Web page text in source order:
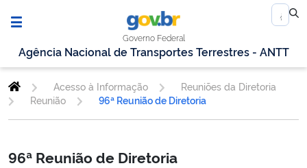
Governo Federal
Agência Nacional de Transportes Terrestres - ANTT
Acesso à Informação
Reuniões da Diretoria
Reunião
96ª Reunião de Diretoria
96ª Reunião de Diretoria